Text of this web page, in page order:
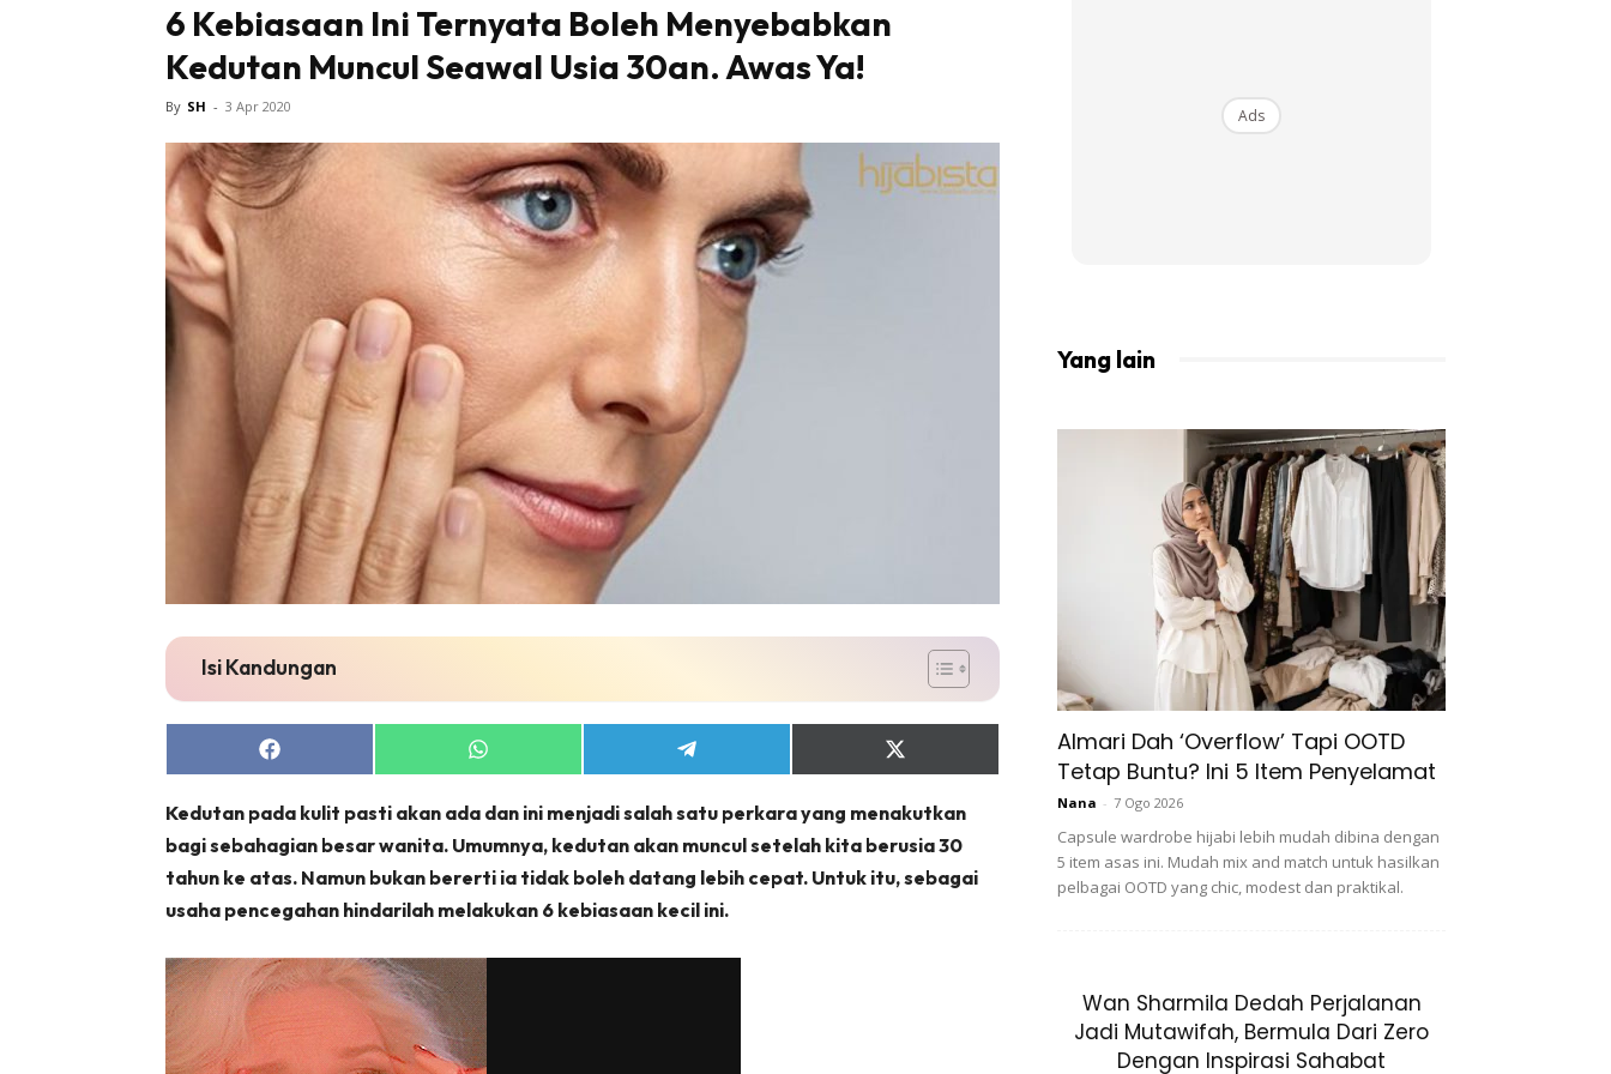
Tampil #1 on top dengan fashion muslimah terkini di HIJABISTA!
6 Kebiasaan Ini Ternyata Boleh Menyebabkan
Kedutan Muncul Seawal Usia 30an. Awas Ya!
By SH - 3 Apr 2020
Isi Kandungan
Share
on
Share
on
Share
on
Share
on
(Twitter)
Kedutan pada kulit pasti akan ada dan ini menjadi salah satu perkara yang menakutkan
bagi sebahagian besar wanita. Umumnya, kedutan akan muncul setelah kita berusia 30
tahun ke atas. Namun bukan bererti ia tidak boleh datang lebih cepat. Untuk itu, sebagai
usaha pencegahan hindarilah melakukan 6 kebiasaan kecil ini.
Ads
Yang lain
Almari Dah ‘Overflow’ Tapi OOTD Tetap
Buntu? Ini 5 Item Penyelamat
Nana - 7 Ogo 2026
Capsule wardrobe hijabi lebih mudah dibina dengan 5
item asas ini. Mudah mix and match untuk hasilkan
pelbagai OOTD yang chic, modest dan praktikal.
Wan Sharmila Dedah Perjalanan Jadi
Mutawifah, Bermula Dari Zero Dengan
Inspirasi Sahabat